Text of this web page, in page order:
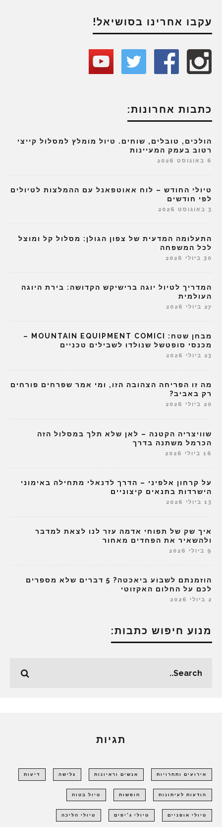
עקבו אחרינו בסושיאל!
כתבות אחרונות:
הולכים, טובלים, שוחים. טיול מומלץ למסלול קייצי
רטוב בעמק המעיינות
6 באוגוסט 2026
טיולי החודש – לוח אאוטפאנל עם ההמלצות לטיולים
לפי חודשים
3 באוגוסט 2026
התעלומה המדעית של צפון הגולן: מסלול קל ומוצל
לכל המשפחה
30 ביולי 2026
המדריך לטיול יוגה ברישיקש הקדושה: בירת היוגה
העולמית
27 ביולי 2026
מבחן שטח: MOUNTAIN EQUIPMENT COMICI –
מכנסי סופטשל שנולדו לשבילים טכניים
23 ביולי 2026
מה זו הפריחה הצהובה הזו, ומי אמר שפרחים פורחים
רק באביב?
20 ביולי 2026
שוויצריה הקטנה – לאן שלא תלך במסלול הזה
הכרמל משתנה בדרך
16 ביולי 2026
על קרחון אלפיני – הדרך לדנאלי מתחילה באימוני
הישרדות בתנאים קיצוניים
13 ביולי 2026
איך שק של תפוחי אדמה עזר לנו לצאת למדבר
ולהשאיר את הפחדים מאחור
9 ביולי 2026
הוזמנתם לשבוע ביאכטה? 5 דברים שלא מספרים
לכם על החלום האקזוטי
2 ביולי 2026
מנוע חיפוש כתבות:
תגיות
אירועים ותחרויות אנשים וראיונות גלישה דיעות
הודעות לעיתונות חופשות טיול בטוח
טיולי אופניים טיולי ג'יפים טיולי הליכה